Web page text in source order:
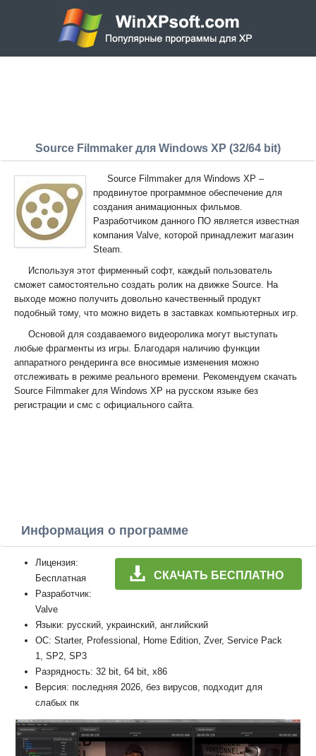
Source Filmmaker для Windows XP (32/64 bit)
Source Filmmaker для Windows XP –
продвинутое программное обеспечение для
создания анимационных фильмов.
Разработчиком данного ПО является известная
компания Valve, которой принадлежит магазин
Steam.
Используя этот фирменный софт, каждый пользователь
сможет самостоятельно создать ролик на движке Source. На
выходе можно получить довольно качественный продукт
подобный тому, что можно видеть в заставках компьютерных игр.
Основой для создаваемого видеоролика могут выступать
любые фрагменты из игры. Благодаря наличию функции
аппаратного рендеринга все вносимые изменения можно
отслеживать в режиме реального времени. Рекомендуем скачать
Source Filmmaker для Windows XP на русском языке без
регистрации и смс с официального сайта.
Информация о программе
СКАЧАТЬ БЕСПЛАТНО
Лицензия:
Бесплатная
Разработчик:
Valve
Языки: русский, украинский, английский
ОС: Starter, Professional, Home Edition, Zver, Service Pack
1, SP2, SP3
Разрядность: 32 bit, 64 bit, x86
Версия: последняя 2026, без вирусов, подходит для
слабых пк